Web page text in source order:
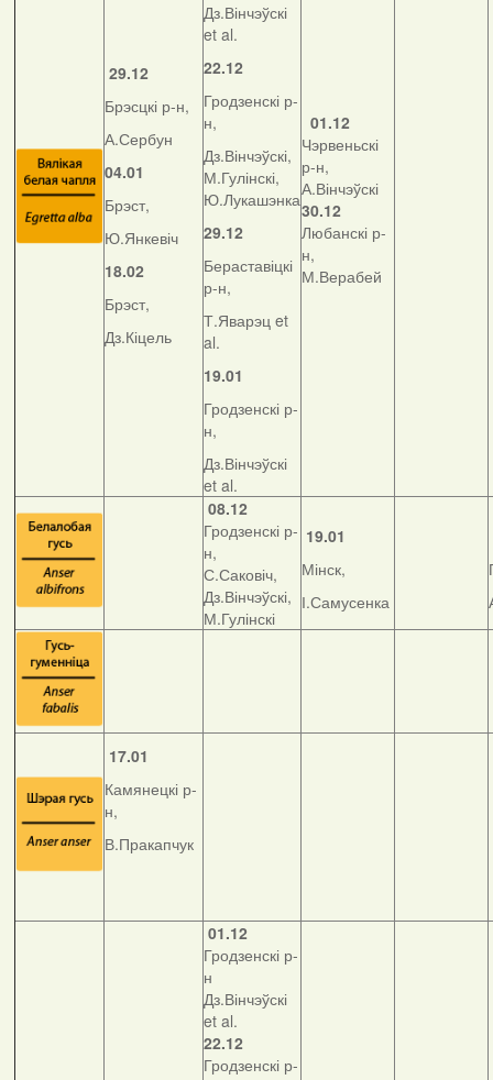
29.12
Брэсцкі р-н,
А.Сербун
04.01
Брэст,
Ю.Янкевіч
18.02
Брэст,
Дз.Кіцель
Дз.Вінчэўскі
et al.
22.12
Гродзенскі р-
н,
Дз.Вінчэўскі,
М.Гулінскі,
Ю.Лукашэнка
29.12
Бераставіцкі
р-н,
Т.Яварэц et
al.
19.01
Гродзенскі р-
н,
Дз.Вінчэўскі
et al.
01.12
Чэрвеньскі
р-н,
А.Вінчэўскі
30.12
Любанскі р-
н,
М.Верабей
08.12
Гродзенскі р-
н,
С.Саковіч,
Дз.Вінчэўскі,
М.Гулінскі
19.01
Мінск,
І.Самусенка
17.01
Камянецкі р-
н,
В.Пракапчук
01.12
Гродзенскі р-
н
Дз.Вінчэўскі
et al.
22.12
Гродзенскі р-